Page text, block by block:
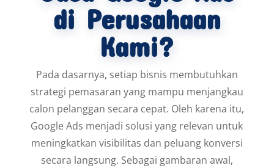
di Perusahaan
Kami?
Pada dasarnya, setiap bisnis membutuhkan
strategi pemasaran yang mampu menjangkau
calon pelanggan secara cepat. Oleh karena itu,
Google Ads menjadi solusi yang relevan untuk
meningkatkan visibilitas dan peluang konversi
secara langsung. Sebagai gambaran awal,